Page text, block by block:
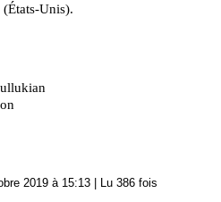
2019 à 15:13 | Lu 386 fois